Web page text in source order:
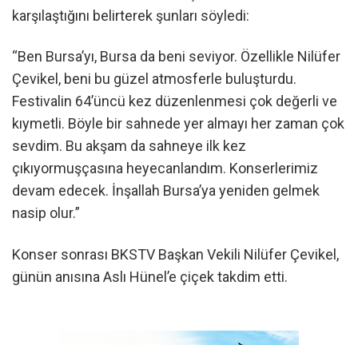
karşılaştığını belirterek şunları söyledi:
“Ben Bursa’yı, Bursa da beni seviyor. Özellikle Nilüfer
Çevikel, beni bu güzel atmosferle buluşturdu.
Festivalin 64’üncü kez düzenlenmesi çok değerli ve
kıymetli. Böyle bir sahnede yer almayı her zaman çok
sevdim. Bu akşam da sahneye ilk kez
çıkıyormuşçasına heyecanlandım. Konserlerimiz
devam edecek. İnşallah Bursa’ya yeniden gelmek
nasip olur.”
Konser sonrası BKSTV Başkan Vekili Nilüfer Çevikel,
günün anısına Aslı Hünel’e çiçek takdim etti.